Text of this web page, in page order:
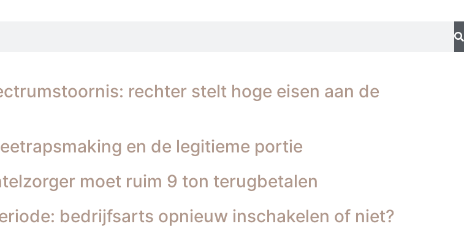
rechter stelt hoge eisen aan de
en de legitieme portie
moet ruim 9 ton terugbetalen
bedrijfsarts opnieuw inschakelen of niet?